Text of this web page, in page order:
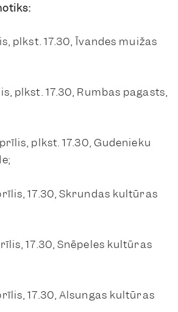
plkst. 17.30, Īvandes muižas
plkst. 17.30, Rumbas pagasts,
plkst. 17.30, Gudenieku
17.30, Skrundas kultūras
17.30, Snēpeles kultūras
17.30, Alsungas kultūras